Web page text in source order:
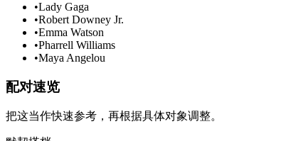
•Lady Gaga
•Robert Downey Jr.
•Emma Watson
•Pharrell Williams
•Maya Angelou
配对速览
把这当作快速参考，再根据具体对象调整。